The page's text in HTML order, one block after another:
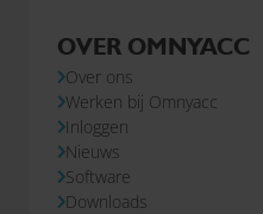
OVER OMNYACC
Over ons
Werken bij Omnyacc
Inloggen
Nieuws
Software
Downloads